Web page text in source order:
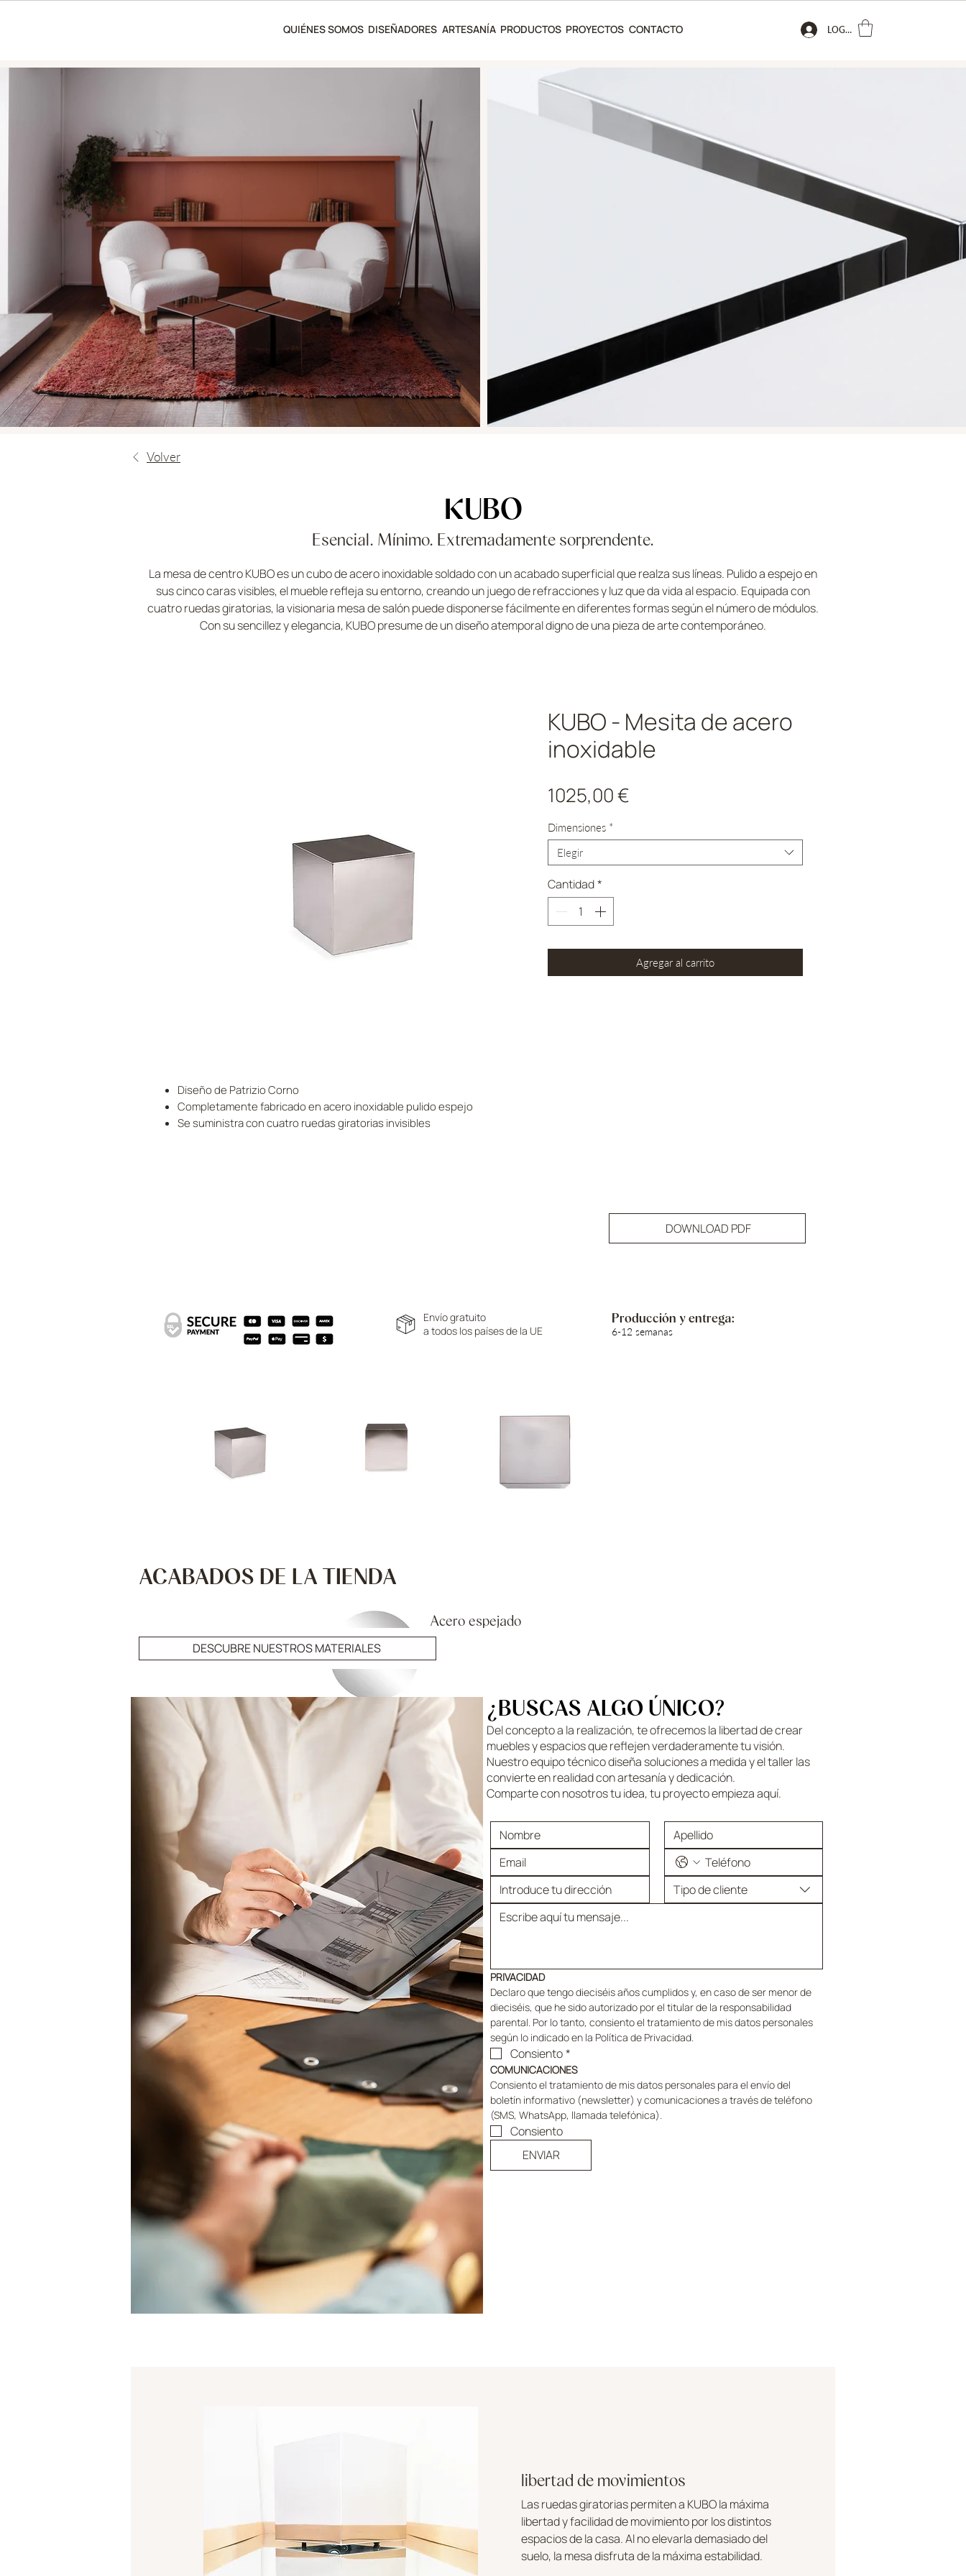
QUIÉNES SOMOS DISEÑADORES ARTESANÍA PRODUCTOS PROYECTOS CONTACTO LOGIN
Volver
KUBO
Esencial. Mínimo. Extremadamente sorprendente.
La mesa de centro KUBO es un cubo de acero inoxidable soldado con un acabado superficial que realza sus líneas. Pulido a espejo en
sus cinco caras visibles, el mueble refleja su entorno, creando un juego de refracciones y luz que da vida al espacio. Equipada con
cuatro ruedas giratorias, la visionaria mesa de salón puede disponerse fácilmente en diferentes formas según el número de módulos.
Con su sencillez y elegancia, KUBO presume de un diseño atemporal digno de una pieza de arte contemporáneo.
Diseño de Patrizio Corno
Completamente fabricado en acero inoxidable pulido espejo
Se suministra con cuatro ruedas giratorias invisibles
KUBO - Mesita de acero
inoxidable
1025,00 €
Dimensiones *
Elegir
Cantidad*
Agregar al carrito
DOWNLOAD PDF
Envío gratuito
a todos los países de la UE
Producción y entrega:
6-12 semanas
ACABADOS DE LA TIENDA
Acero espejado
DESCUBRE NUESTROS MATERIALES
¿BUSCAS ALGO ÚNICO?
Del concepto a la realización, te ofrecemos la libertad de crear
muebles y espacios que reflejen verdaderamente tu visión.
Nuestro equipo técnico diseña soluciones a medida y el taller las
convierte en realidad con artesanía y dedicación.
Comparte con nosotros tu idea, tu proyecto empieza aquí.
Tipo de cliente
PRIVACIDAD
Declaro que tengo dieciséis años cumplidos y, en caso de ser menor de
dieciséis, que he sido autorizado por el titular de la responsabilidad
parental. Por lo tanto, consiento el tratamiento de mis datos personales
según lo indicado en la Política de Privacidad.
Consiento*
COMUNICACIONES
Consiento el tratamiento de mis datos personales para el envío del
boletín informativo (newsletter) y comunicaciones a través de teléfono
(SMS, WhatsApp, llamada telefónica).
Consiento
ENVIAR
libertad de movimientos
Las ruedas giratorias permiten a KUBO la máxima
libertad y facilidad de movimiento por los distintos
espacios de la casa. Al no elevarla demasiado del
suelo, la mesa disfruta de la máxima estabilidad.